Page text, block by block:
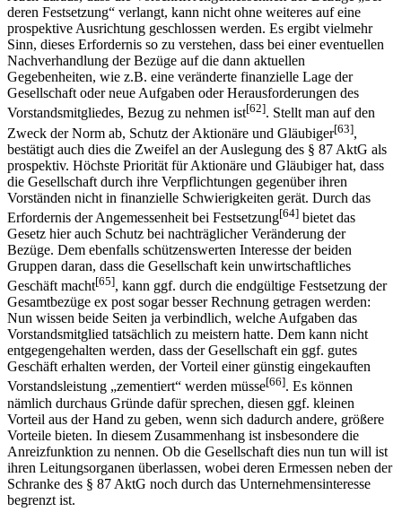
deren Festsetzung“ verlangt, kann nicht ohne weiteres auf eine
prospektive Ausrichtung geschlossen werden. Es ergibt vielmehr
Sinn, dieses Erfordernis so zu verstehen, dass bei einer eventuellen
Nachverhandlung der Bezüge auf die dann aktuellen
Gegebenheiten, wie z.B. eine veränderte finanzielle Lage der
Gesellschaft oder neue Aufgaben oder Herausforderungen des
Vorstandsmitgliedes, Bezug zu nehmen ist[62]. Stellt man auf den
Zweck der Norm ab, Schutz der Aktionäre und Gläubiger[63],
bestätigt auch dies die Zweifel an der Auslegung des § 87 AktG als
prospektiv. Höchste Priorität für Aktionäre und Gläubiger hat, dass
die Gesellschaft durch ihre Verpflichtungen gegenüber ihren
Vorständen nicht in finanzielle Schwierigkeiten gerät. Durch das
Erfordernis der Angemessenheit bei Festsetzung[64] bietet das
Gesetz hier auch Schutz bei nachträglicher Veränderung der
Bezüge. Dem ebenfalls schützenswerten Interesse der beiden
Gruppen daran, dass die Gesellschaft kein unwirtschaftliches
Geschäft macht[65], kann ggf. durch die endgültige Festsetzung der
Gesamtbezüge ex post sogar besser Rechnung getragen werden:
Nun wissen beide Seiten ja verbindlich, welche Aufgaben das
Vorstandsmitglied tatsächlich zu meistern hatte. Dem kann nicht
entgegengehalten werden, dass der Gesellschaft ein ggf. gutes
Geschäft erhalten werden, der Vorteil einer günstig eingekauften
Vorstandsleistung „zementiert“ werden müsse[66]. Es können
nämlich durchaus Gründe dafür sprechen, diesen ggf. kleinen
Vorteil aus der Hand zu geben, wenn sich dadurch andere, größere
Vorteile bieten. In diesem Zusammenhang ist insbesondere die
Anreizfunktion zu nennen. Ob die Gesellschaft dies nun tun will ist
ihren Leitungsorganen überlassen, wobei deren Ermessen neben der
Schranke des § 87 AktG noch durch das Unternehmensinteresse
begrenzt ist.